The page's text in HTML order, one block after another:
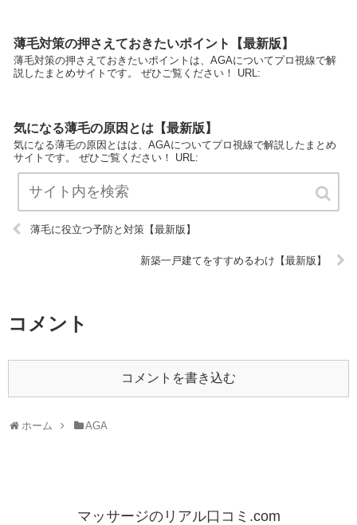
薄毛対策の押さえておきたいポイント【最新版】
薄毛対策の押さえておきたいポイントは、AGAについてプロ視線で解
説したまとめサイトです。 ぜひご覧ください！ URL:
気になる薄毛の原因とは【最新版】
気になる薄毛の原因とはは、AGAについてプロ視線で解説したまとめ
サイトです。 ぜひご覧ください！ URL:
薄毛に役立つ予防と対策【最新版】
新築一戸建てをすすめるわけ【最新版】
コメント
コメントを書き込む
ホーム AGA
マッサージのリアル口コミ.com